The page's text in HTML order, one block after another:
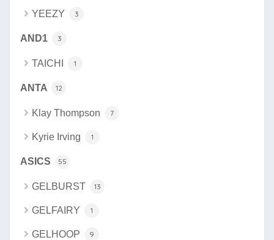
YEEZY 3
AND1 3
TAICHI 1
ANTA 12
Klay Thompson 7
Kyrie Irving 1
ASICS 55
GELBURST 13
GELFAIRY 1
GELHOOP 9